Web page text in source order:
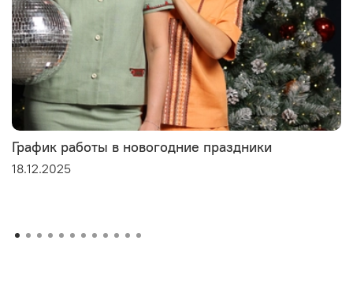
График работы в новогодние праздники
18.12.2025